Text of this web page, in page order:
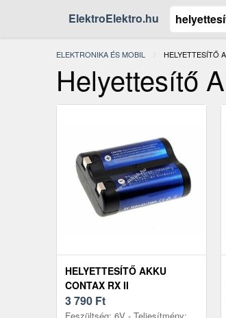
ElektroElektro.hu
ELEKTRONIKA ÉS MOBIL JELENLEGI:
HELYETTESÍTŐ
Helyettesítő
HELYETTESÍTŐ AKKU
CONTAX RX II
3 790 Ft